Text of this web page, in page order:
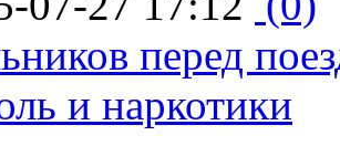
перед
и наркотики